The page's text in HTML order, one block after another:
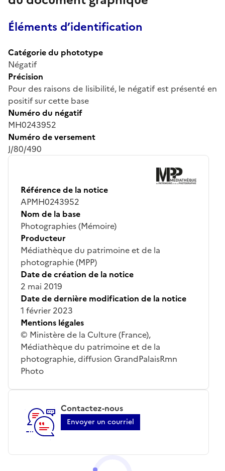
Éléments d’identification
Catégorie du phototype
Négatif
Précision
Pour des raisons de lisibilité, le négatif est présenté en
positif sur cette base
Numéro du négatif
MH0243952
Numéro de versement
J/80/490
Référence de la notice
APMH0243952
Nom de la base
Photographies (Mémoire)
Producteur
Médiathèque du patrimoine et de la
photographie (MPP)
Date de création de la notice
2 mai 2019
Date de dernière modification de la notice
1 février 2023
Mentions légales
© Ministère de la Culture (France),
Médiathèque du patrimoine et de la
photographie, diffusion GrandPalaisRmn
Photo
Contactez-nous
Envoyer un courriel